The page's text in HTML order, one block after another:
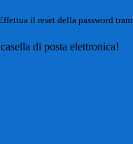
il reset della password
di posta elettronica!